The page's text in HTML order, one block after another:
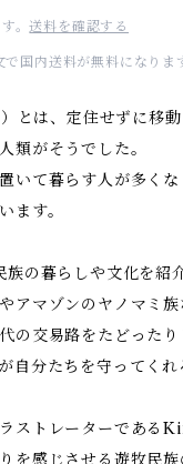
。送料を確認する
国内送料が無料になりま
とは、定住せずに移動
類がそうでした。
いて暮らす人が多く
ます。
の暮らしや文化を紹
アマゾンのヤノマミ
の交易路をたどった
自分たちを守ってく
ストレーターである
を感じさせる遊牧民